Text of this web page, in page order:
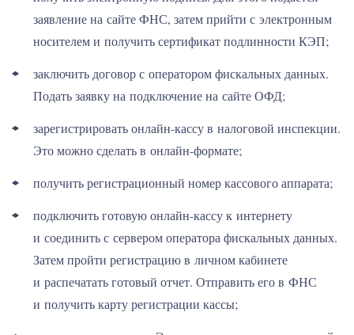
заявление на сайте ФНС, затем прийти с электронным
носителем и получить сертификат подлинности КЭП;
заключить договор с оператором фискальных данных.
Подать заявку на подключение на сайте ОФД;
зарегистрировать онлайн-кассу в налоговой инспекции.
Это можно сделать в онлайн-формате;
получить регистрационный номер кассового аппарата;
подключить готовую онлайн-кассу к интернету
и соединить с сервером оператора фискальных данных.
Затем пройти регистрацию в личном кабинете
и распечатать готовый отчет. Отправить его в ФНС
и получить карту регистрации кассы;